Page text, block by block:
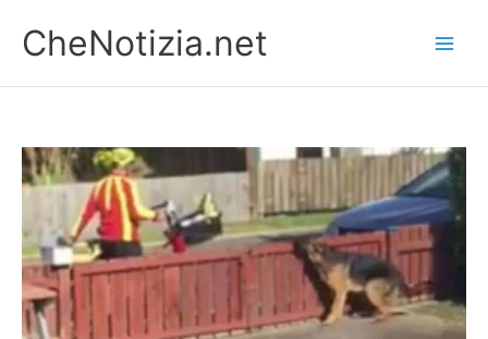
contenuto
CheNotizia.net